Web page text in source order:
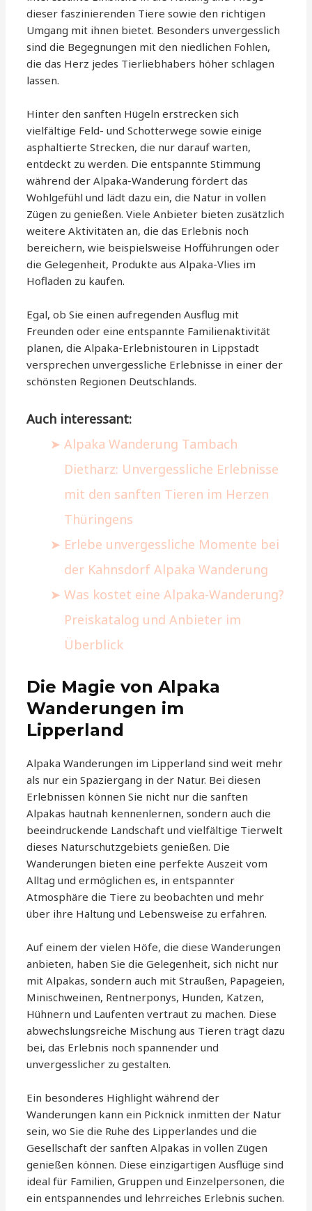
dieser faszinierenden Tiere sowie den richtigen
Umgang mit ihnen bietet. Besonders unvergesslich
sind die Begegnungen mit den niedlichen Fohlen,
die das Herz jedes Tierliebhabers höher schlagen
lassen.
Hinter den sanften Hügeln erstrecken sich
vielfältige Feld- und Schotterwege sowie einige
asphaltierte Strecken, die nur darauf warten,
entdeckt zu werden. Die entspannte Stimmung
während der Alpaka-Wanderung fördert das
Wohlgefühl und lädt dazu ein, die Natur in vollen
Zügen zu genießen. Viele Anbieter bieten zusätzlich
weitere Aktivitäten an, die das Erlebnis noch
bereichern, wie beispielsweise Hofführungen oder
die Gelegenheit, Produkte aus Alpaka-Vlies im
Hofladen zu kaufen.
Egal, ob Sie einen aufregenden Ausflug mit
Freunden oder eine entspannte Familienaktivität
planen, die Alpaka-Erlebnistouren in Lippstadt
versprechen unvergessliche Erlebnisse in einer der
schönsten Regionen Deutschlands.
Auch interessant:
Alpaka Wanderung Tambach
Dietharz: Unvergessliche Erlebnisse
mit den sanften Tieren im Herzen
Thüringens
Erlebe unvergessliche Momente bei
der Kahnsdorf Alpaka Wanderung
Was kostet eine Alpaka-Wanderung?
Preiskatalog und Anbieter im
Überblick
Die Magie von Alpaka
Wanderungen im
Lipperland
Alpaka Wanderungen im Lipperland sind weit mehr
als nur ein Spaziergang in der Natur. Bei diesen
Erlebnissen können Sie nicht nur die sanften
Alpakas hautnah kennenlernen, sondern auch die
beeindruckende Landschaft und vielfältige Tierwelt
dieses Naturschutzgebiets genießen. Die
Wanderungen bieten eine perfekte Auszeit vom
Alltag und ermöglichen es, in entspannter
Atmosphäre die Tiere zu beobachten und mehr
über ihre Haltung und Lebensweise zu erfahren.
Auf einem der vielen Höfe, die diese Wanderungen
anbieten, haben Sie die Gelegenheit, sich nicht nur
mit Alpakas, sondern auch mit Straußen, Papageien,
Minischweinen, Rentnerponys, Hunden, Katzen,
Hühnern und Laufenten vertraut zu machen. Diese
abwechslungsreiche Mischung aus Tieren trägt dazu
bei, das Erlebnis noch spannender und
unvergesslicher zu gestalten.
Ein besonderes Highlight während der
Wanderungen kann ein Picknick inmitten der Natur
sein, wo Sie die Ruhe des Lipperlandes und die
Gesellschaft der sanften Alpakas in vollen Zügen
genießen können. Diese einzigartigen Ausflüge sind
ideal für Familien, Gruppen und Einzelpersonen, die
ein entspannendes und lehrreiches Erlebnis suchen.